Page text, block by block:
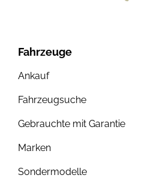
Fahrzeuge
Ankauf
Fahrzeugsuche
Gebrauchte mit Garantie
Marken
Sondermodelle